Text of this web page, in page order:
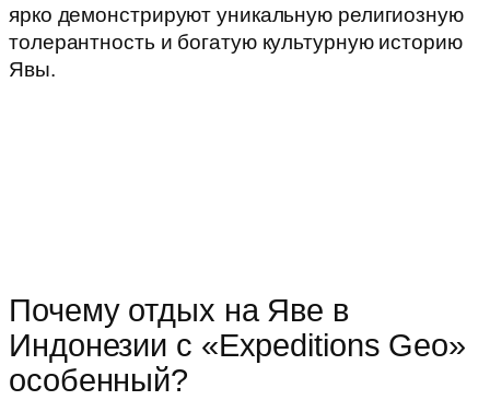
ярко демонстрируют уникальную религиозную
толерантность и богатую культурную историю
Явы.
Почему отдых на Яве в
Индонезии с «Expeditions Geo»
особенный?